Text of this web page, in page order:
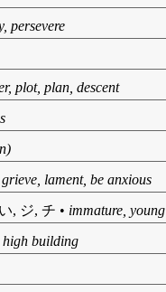
persevere
plot, plan, descent
grieve, lament, be anxious
, ジ, チ • immature, young
high building